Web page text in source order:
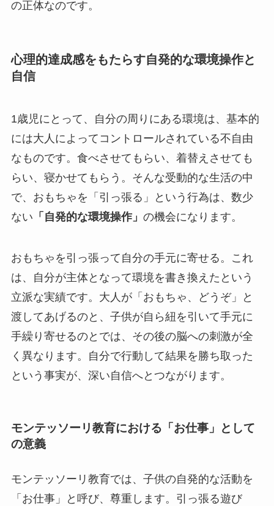
の正体なのです。
心理的達成感をもたらす自発的な環境操作と
自信
1歳児にとって、自分の周りにある環境は、基本的
には大人によってコントロールされている不自由
なものです。食べさせてもらい、着替えさせても
らい、寝かせてもらう。そんな受動的な生活の中
で、おもちゃを「引っ張る」という行為は、数少
ない 「自発的な環境操作」 の機会になります。
おもちゃを引っ張って自分の手元に寄せる。これ
は、自分が主体となって環境を書き換えたという
立派な実績です。大人が「おもちゃ、どうぞ」と
渡してあげるのと、子供が自ら紐を引いて手元に
手繰り寄せるのとでは、その後の脳への刺激が全
く異なります。自分で行動して結果を勝ち取った
という事実が、深い自信へとつながります。
モンテッソーリ教育における「お仕事」として
の意義
モンテッソーリ教育では、子供の自発的な活動を
「お仕事」と呼び、尊重します。引っ張る遊び